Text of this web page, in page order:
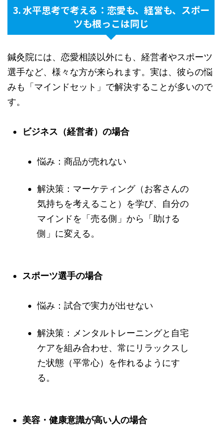
3. 水平思考で考える：恋愛も、経営も、スポー
ツも根っこは同じ
鍼灸院には、恋愛相談以外にも、経営者やスポーツ
選手など、様々な方が来られます。実は、彼らの悩
みも「マインドセット」で解決することが多いので
す。
ビジネス（経営者）の場合
悩み：商品が売れない
解決策：マーケティング（お客さんの
気持ちを考えること）を学び、自分の
マインドを「売る側」から「助ける
側」に変える。
スポーツ選手の場合
悩み：試合で実力が出せない
解決策：メンタルトレーニングと自宅
ケアを組み合わせ、常にリラックスし
た状態（平常心）を作れるようにす
る。
美容・健康意識が高い人の場合